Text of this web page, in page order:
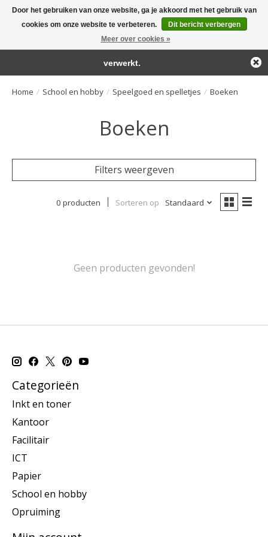
Large selection of products and fast shipping!
Home / School en hobby / Speelgoed en spelletjes / Boeken
Boeken
Filters weergeven
0 producten Sorteren op Standaard
Geen producten gevonden!
Categorieën
Inkt en toner
Kantoor
Facilitair
ICT
Papier
School en hobby
Opruiming
Door het gebruiken van onze website, ga je akkoord met het gebruik van
cookies om onze website te verbeteren.
Dit bericht verbergen
Meer over cookies »
← Keer terug naar de backofficeDeze winkel is in aanbouw.
Eventueel geplaatste orders zullen niet worden gehonoreerd of
verwerkt.